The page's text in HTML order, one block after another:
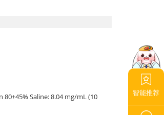
80+45% Saline: 8.04 mg/mL (10
智能推荐